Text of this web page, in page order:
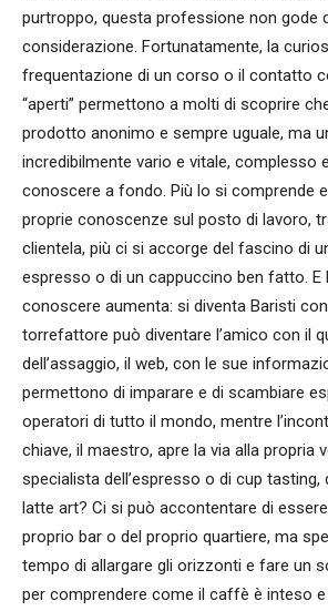
purtroppo, questa professione non gode
considerazione. Fortunatamente, la
frequentazione di un corso o il contatto
“aperti” permettono a molti di scoprire
prodotto anonimo e sempre uguale, ma
incredibilmente vario e vitale, complesso
conoscere a fondo. Più lo si comprende
proprie conoscenze sul posto di lavoro,
clientela, più ci si accorge del fascino di
espresso o di un cappuccino ben fatto. E
conoscere aumenta: si diventa Baristi con
torrefattore può diventare l’amico con il
dell’assaggio, il web, con le sue
permettono di imparare e di scambiare
operatori di tutto il mondo, mentre
chiave, il maestro, apre la via alla propria
specialista dell’espresso o di cup tasting,
latte art? Ci si può accontentare di
proprio bar o del proprio quartiere, ma
tempo di allargare gli orizzonti e fare un
per comprendere come il caffè è inteso